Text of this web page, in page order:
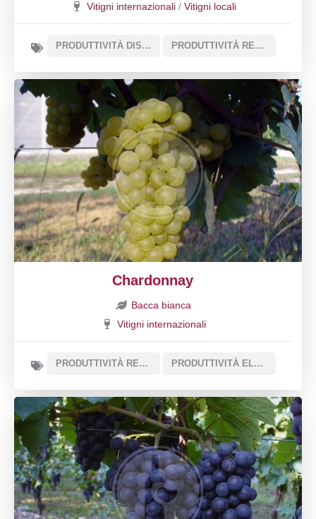
Vitigni internazionali/ Vitigni locali
PRODUTTIVITÀ DISCRETA PRODUTTIVITÀ REGOLARE
Chardonnay
Bacca bianca
Vitigni internazionali
PRODUTTIVITÀ REGOLARE PRODUTTIVITÀ ELEVATA